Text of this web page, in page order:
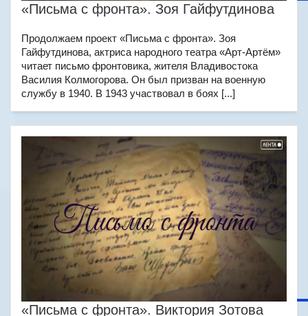
«Письма с фронта». Зоя Гайфутдинова
Продолжаем проект «Письма с фронта». Зоя
Гайфутдинова, актриса народного театра «Арт-Артём»
читает письмо фронтовика, жителя Владивостока
Василия Колмогорова. Он был призван на военную
службу в 1940. В 1943 участвовал в боях [...]
«Письма с фронта». Виктория Зотова